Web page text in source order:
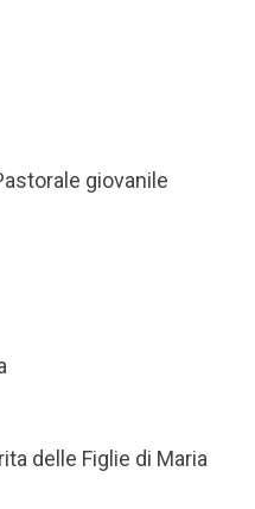
giovanile
delle Figlie di Maria